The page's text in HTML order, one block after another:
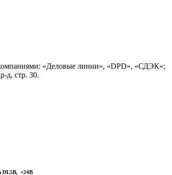
«Деловые линии», «DPD», «СДЭК»;
д, стр. 30.
DL5B, =24В